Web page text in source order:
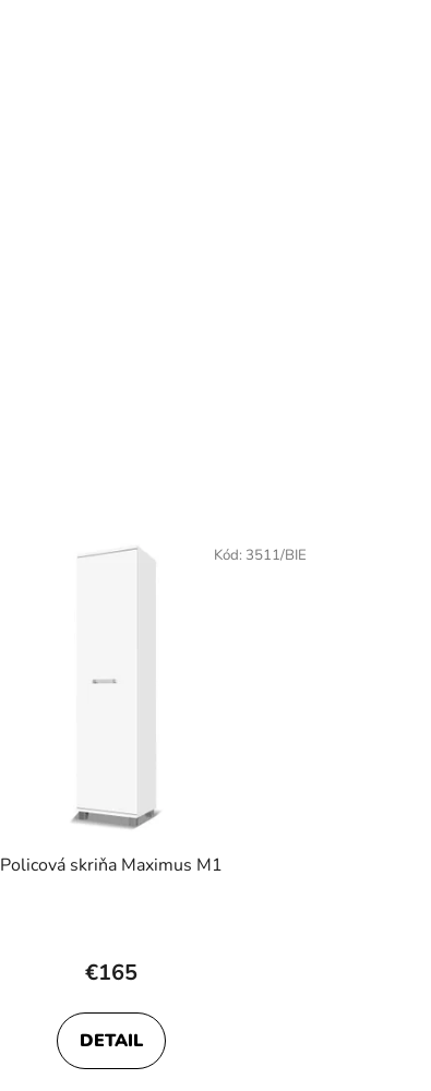
Policová skriňa Maximus M1
€165
DETAIL
Kód: 3511/BIE